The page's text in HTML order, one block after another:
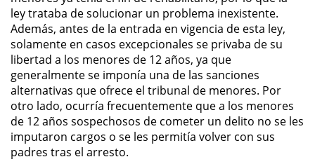
Hurto Menor
Recepción de Propiedad
Robada
Robo
Robo de Caja Fuerte
ley trataba de solucionar un problema inexistente.
Además, antes de la entrada en vigencia de esta ley,
solamente en casos excepcionales se privaba de su
libertad a los menores de 12 años, ya que
generalmente se imponía una de las sanciones
alternativas que ofrece el tribunal de menores. Por
otro lado, ocurría frecuentemente que a los menores
de 12 años sospechosos de cometer un delito no se les
imputaron cargos o se les permitía volver con sus
padres tras el arresto.